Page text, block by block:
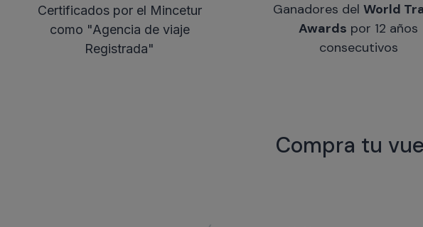
Certificados por el Mincetur
como "Agencia de viaje
Registrada"
Ganadores del World
Awards por 12 años
consecutivos
Compra tu